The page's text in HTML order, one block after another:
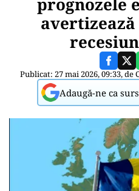
Publicat: 27 mai 2026, 09:33, de
Adaugă-ne ca